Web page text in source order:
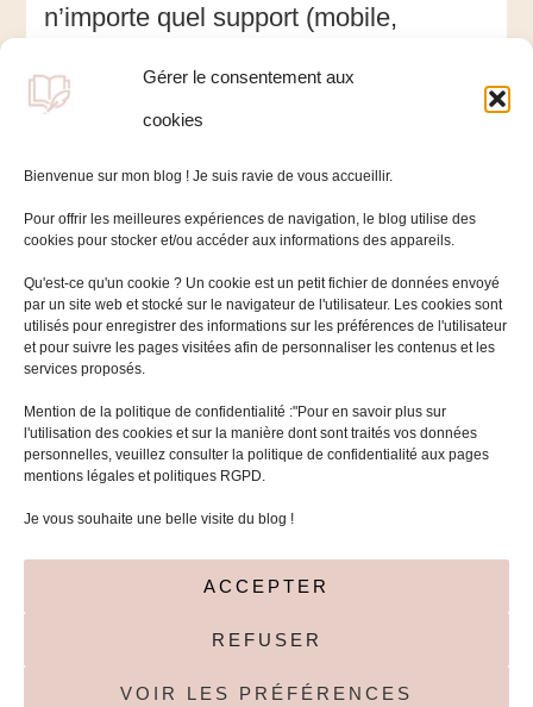
Gérer le consentement aux
cookies
Bienvenue sur mon blog ! Je suis ravie de vous accueillir.
Pour offrir les meilleures expériences de navigation, le blog utilise des
cookies pour stocker et/ou accéder aux informations des appareils.
Qu'est-ce qu'un cookie ? Un cookie est un petit fichier de données envoyé
par un site web et stocké sur le navigateur de l'utilisateur. Les cookies sont
utilisés pour enregistrer des informations sur les préférences de l'utilisateur
et pour suivre les pages visitées afin de personnaliser les contenus et les
services proposés.
Mention de la politique de confidentialité :"Pour en savoir plus sur
l'utilisation des cookies et sur la manière dont sont traités vos données
personnelles, veuillez consulter la politique de confidentialité aux pages
mentions légales et politiques RGPD.
Je vous souhaite une belle visite du blog !
ACCEPTER
REFUSER
VOIR LES PRÉFÉRENCES
We
find
n’importe quel support (mobile,
rapproche de vos clients et améliore
Politique de cookies (UE)
Rechercher :